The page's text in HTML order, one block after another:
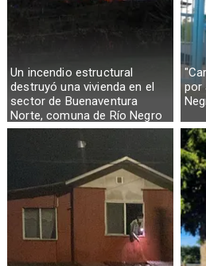
Un incendio estructural
destruyó una vivienda en el
sector de Buenaventura
Norte, comuna de Río Negro
por